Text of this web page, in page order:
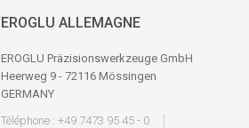
EROGLU ALLEMAGNE
EROGLU Präzisionswerkzeuge GmbH
Heerweg 9 - 72116 Mössingen
GERMANY
Téléphone : +49 7473 95 45 - 0